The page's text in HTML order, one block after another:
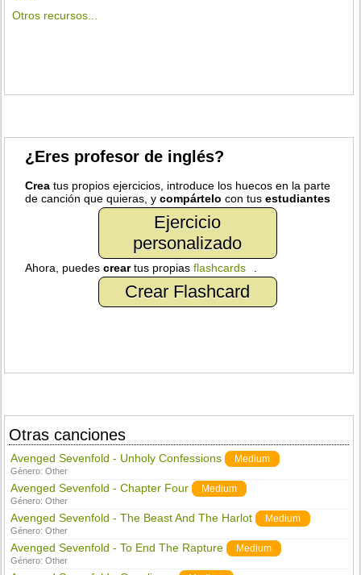
Otros recursos...
¿Eres profesor de inglés?
Crea tus propios ejercicios, introduce los huecos en la parte
de canción que quieras, ycompártelo con tusestudiantes
Ejercicio
personalizado
Ahora, puedescreartus propiasflashcards
Crear Flashcard
Otras canciones
Avenged Sevenfold - Unholy Confessions Medium
Género:Other
Avenged Sevenfold - Chapter Four Medium
Género:Other
Avenged Sevenfold - The Beast And The Harlot Medium
Género:Other
Avenged Sevenfold - To End The Rapture Medium
Género:Other